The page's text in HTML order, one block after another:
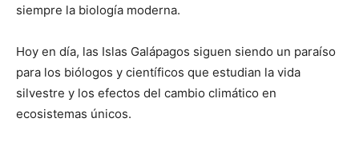
siempre la biología moderna.
Hoy en día, las Islas Galápagos siguen siendo un paraíso
para los biólogos y científicos que estudian la vida
silvestre y los efectos del cambio climático en
ecosistemas únicos.